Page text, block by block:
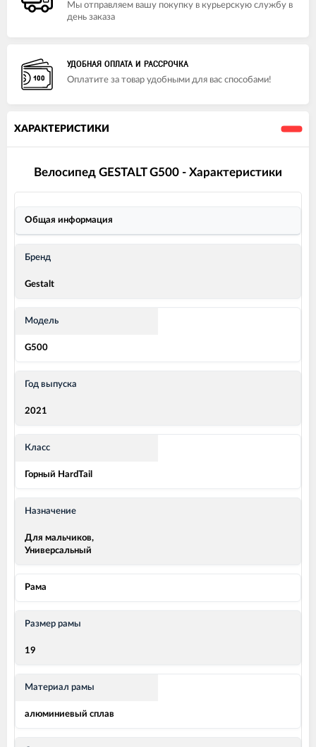
Мы отправляем вашу покупку в курьерскую службу в
день заказа
УДОБНАЯ ОПЛАТА И РАССРОЧКА
Оплатите за товар удобными для вас способами!
ХАРАКТЕРИСТИКИ
Велосипед GESTALT G500 - Характеристики
Общая информация
Бренд
Gestalt
Модель
G500
Год выпуска
2021
Класс
Горный HardTail
Назначение
Для мальчиков,
Универсальный
Рама
Размер рамы
19
Материал рамы
алюминиевый сплав